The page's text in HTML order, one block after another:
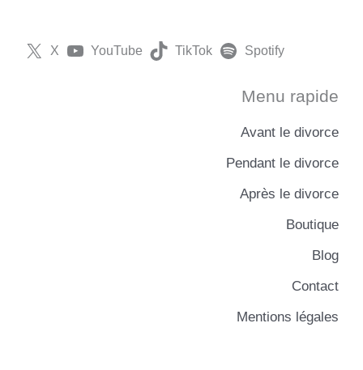
X YouTube TikTok Spotify
Menu rapide
Avant le divorce
Pendant le divorce
Après le divorce
Boutique
Blog
Contact
Mentions légales